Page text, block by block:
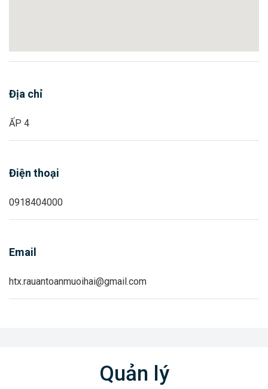
Địa chỉ
ẤP 4
Điện thoại
0918404000
Email
htx.rauantoanmuoihai@gmail.com
Quản lý